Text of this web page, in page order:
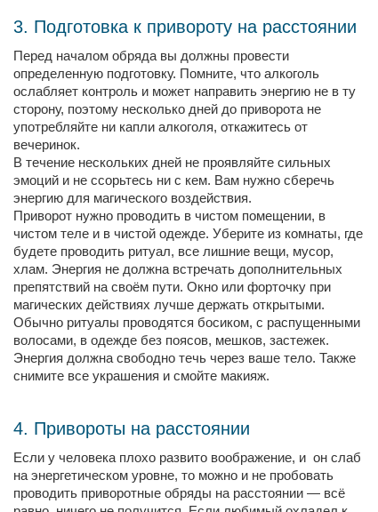
3. Подготовка к привороту на расстоянии
Перед началом обряда вы должны провести
определенную подготовку. Помните, что алкоголь
ослабляет контроль и может направить энергию не в ту
сторону, поэтому несколько дней до приворота не
употребляйте ни капли алкоголя, откажитесь от
вечеринок.
В течение нескольких дней не проявляйте сильных
эмоций и не ссорьтесь ни с кем. Вам нужно сберечь
энергию для магического воздействия.
Приворот нужно проводить в чистом помещении, в
чистом теле и в чистой одежде. Уберите из комнаты, где
будете проводить ритуал, все лишние вещи, мусор,
хлам. Энергия не должна встречать дополнительных
препятствий на своём пути. Окно или форточку при
магических действиях лучше держать открытыми.
Обычно ритуалы проводятся босиком, с распущенными
волосами, в одежде без поясов, мешков, застежек.
Энергия должна свободно течь через ваше тело. Также
снимите все украшения и смойте макияж.
4. Привороты на расстоянии
Если у человека плохо развито воображение, и он слаб
на энергетическом уровне, то можно и не пробовать
проводить приворотные обряды на расстоянии — всё